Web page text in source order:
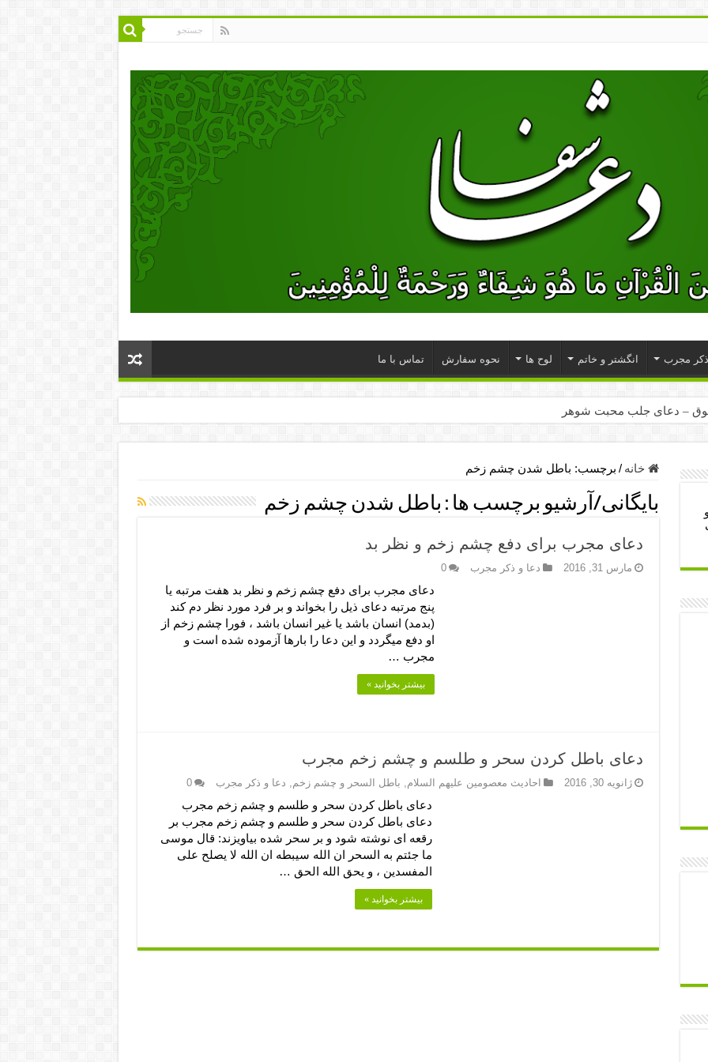
ذکر مجرب انگشتر و خاتم لوح ها نحوه سفارش تماس با ما
– دعای جلب محبت شوهر
– دعای یا من اظهر الجمیل برای حاجت
آن ها – ذکر مخصوص مستجاب الدعوه شدن
– دعای ترس و بی خوابی کودکان
دعای رفع مشکلات و طلب حاجت
– آیه‌ جلب ثروت و برکت مال
چشم زخم – دعای چشم زخم ماشاالله
خانه / برچسب: باطل شدن چشم زخم
بایگانی/آرشیو برچسب ها : باطل شدن چشم زخم
دعای مجرب برای دفع چشم زخم و نظر بد
مارس 31, 2016 دعا و ذکر مجرب 0
دعای مجرب برای دفع چشم زخم و نظر بد هفت مرتبه یا
پنج مرتبه دعای ذیل را بخواند و بر فرد مورد نظر دم کند
(بدمد) انسان باشد یا غیر انسان باشد ، فورا چشم زخم از
او دفع میگردد و این دعا را بارها آزموده شده است و
مجرب …
بیشتر بخوانید »
دعای باطل کردن سحر و طلسم و چشم زخم مجرب
ژانویه 30, 2016 احادیث معصومین علیهم السلام, باطل السحر و چشم زخم, دعا و ذکر مجرب 0
دعای باطل کردن سحر و طلسم و چشم زخم مجرب
دعای باطل کردن سحر و طلسم و چشم زخم مجرب بر
رقعه اى نوشته شود و بر سحر شده بیاویزند: قال موسى
ما جئتم به السحر ان الله سیبطه ان الله لا یصلح على
المفسدین ، و یحق الله الحق …
بیشتر بخوانید »